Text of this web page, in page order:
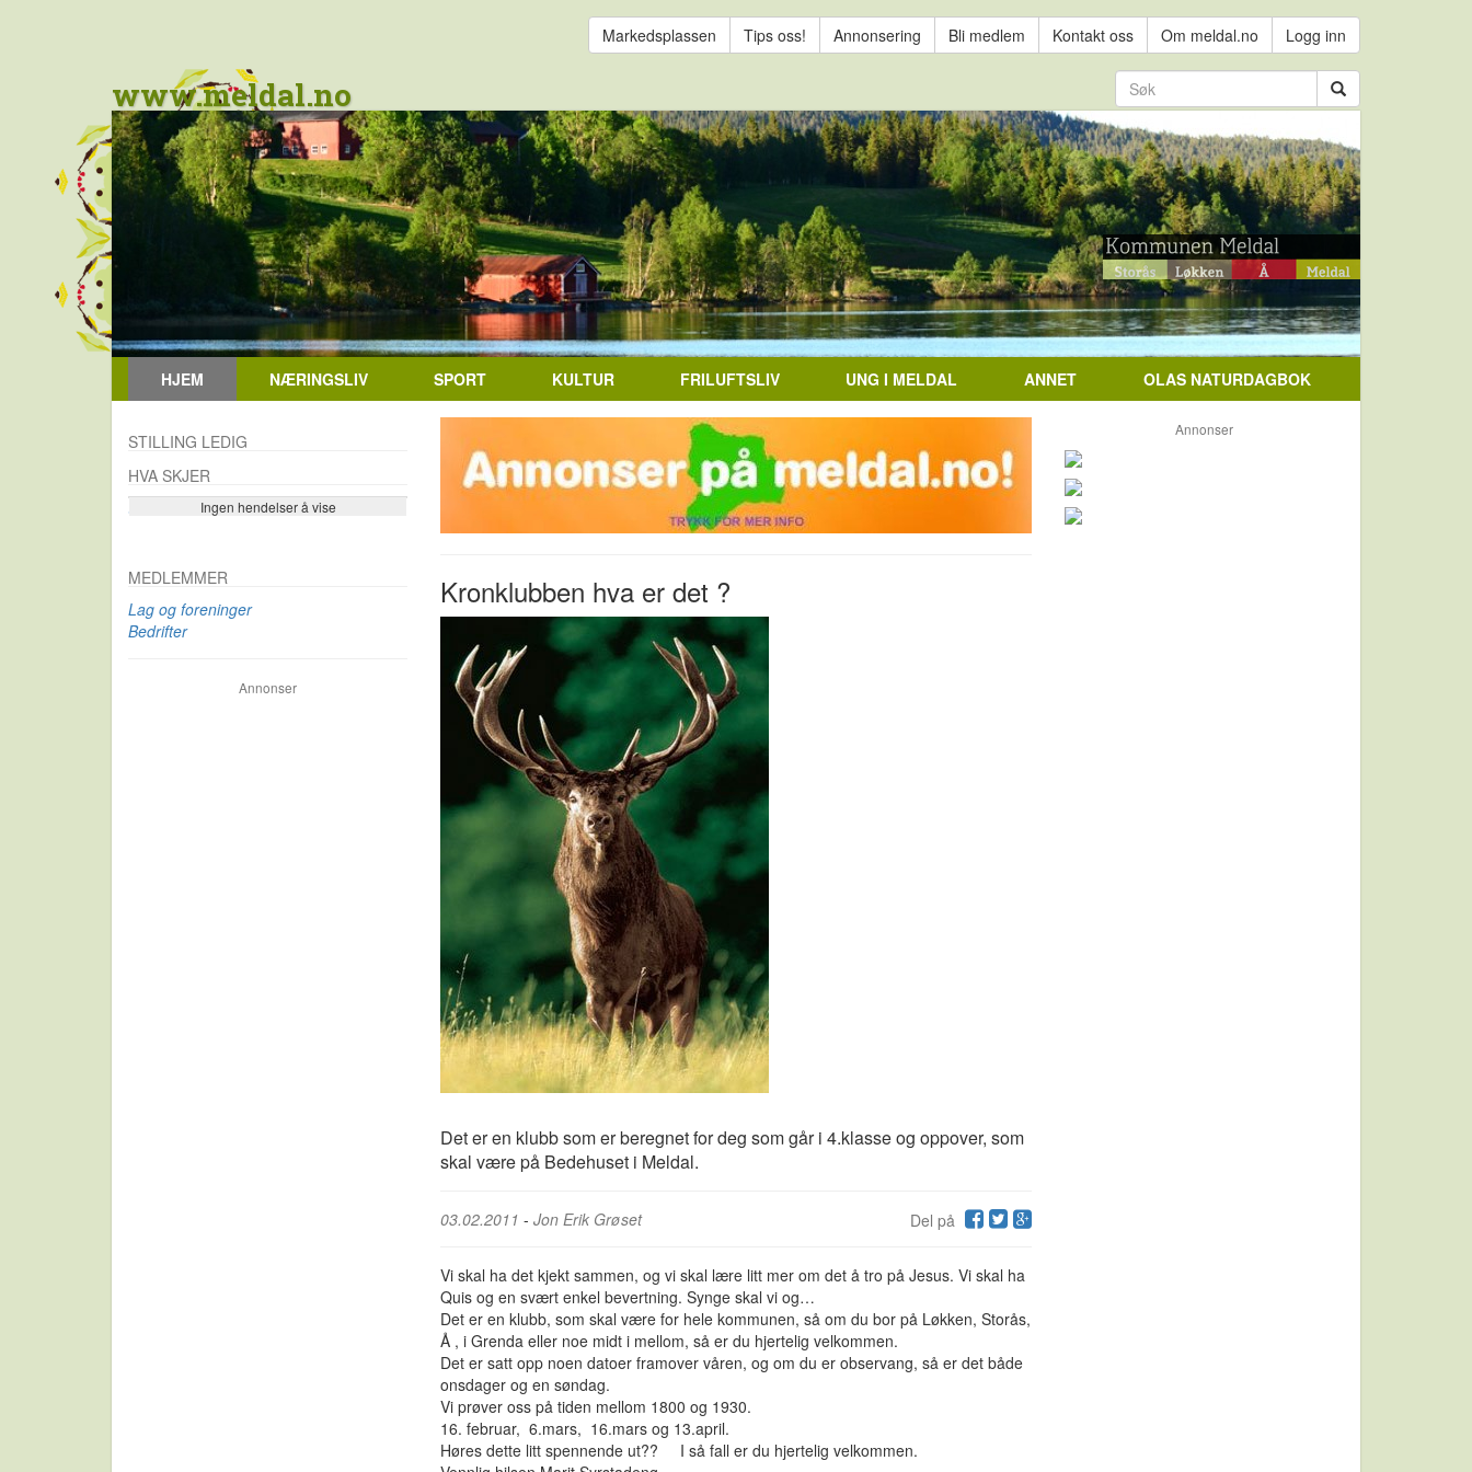
Markedsplassen Tips oss! Annonsering Bli medlem Kontakt oss Om meldal.no Logg inn
www.meldal.no
HJEM NÆRINGSLIV SPORT KULTUR FRILUFTSLIV UNG I MELDAL ANNET OLAS NATURDAGBOK
Kronklubben hva er det ?
Det er en klubb som er beregnet for deg som går i 4.klasse og oppover, som
skal være på Bedehuset i Meldal.
Del på
03.02.2011 - Jon Erik Grøset
Vi skal ha det kjekt sammen, og vi skal lære litt mer om det å tro på Jesus. Vi skal ha
Quis og en svært enkel bevertning. Synge skal vi og…
Det er en klubb, som skal være for hele kommunen, så om du bor på Løkken, Storås,
Å , i Grenda eller noe midt i mellom, så er du hjertelig velkommen.
Det er satt opp noen datoer framover våren, og om du er observang, så er det både
onsdager og en søndag.
Vi prøver oss på tiden mellom 1800 og 1930.
16. februar, 6.mars, 16.mars og 13.april.
Høres dette litt spennende ut?? I så fall er du hjertelig velkommen.
STILLING LEDIG
HVA SKJER
Ingen hendelser å vise
Se flere…
MEDLEMMER
Lag og foreninger
Bedrifter
Annonser
Annonser